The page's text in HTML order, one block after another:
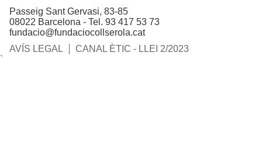
Passeig Sant Gervasi, 83-85
08022 Barcelona - Tel. 93 417 53 73
fundacio@fundaciocollserola.cat
AVÍS LEGAL
CANAL ÈTIC - LLEI 2/2023
`